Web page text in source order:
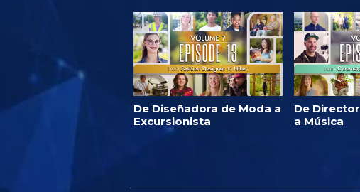
De Diseñadora de Moda a
Excursionista
De
a Música